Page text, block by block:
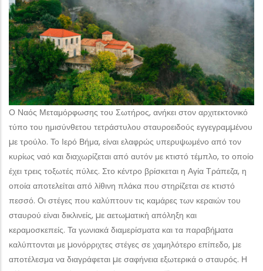
Ο Ναός Μεταμόρφωσης του Σωτήρος, ανήκει στον αρχιτεκτονικό
τύπο του ημισύνθετου τετράστυλου σταυροειδούς εγγεγραμµένου
µε τρούλο. Το Ιερό Βήμα, είναι ελαφρώς υπερυψωμένο από τον
κυρίως ναό και διαχωρίζεται από αυτόν με κτιστό τέμπλο, το οποίο
έχει τρεις τοξωτές πύλες. Στο κέντρο βρίσκεται η Αγία Τράπεζα, η
οποία αποτελείται από λίθινη πλάκα που στηρίζεται σε κτιστό
πεσσό. Οι στέγες που καλύπτουν τις καμάρες των κεραιών του
σταυρού είναι δικλινείς, µε αετωµατικἠ απόληξη και
κεραμοσκεπείς. Τα γωνιακά διαμερίσματα και τα παραβήµατα
καλύπτονται με µονόρριχτες στέγες σε χαμηλότερο επίπεδο, µε
αποτέλεσμα να διαγράφεται µε σαφήνεια εξωτερικά ο σταυρός. Η